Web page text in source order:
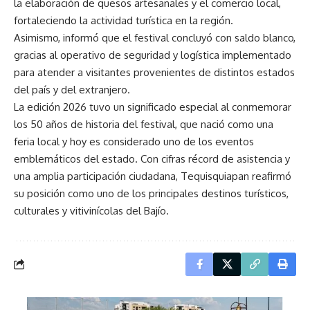
la elaboración de quesos artesanales y el comercio local,
fortaleciendo la actividad turística en la región.
Asimismo, informó que el festival concluyó con saldo blanco,
gracias al operativo de seguridad y logística implementado
para atender a visitantes provenientes de distintos estados
del país y del extranjero.
La edición 2026 tuvo un significado especial al conmemorar
los 50 años de historia del festival, que nació como una
feria local y hoy es considerado uno de los eventos
emblemáticos del estado. Con cifras récord de asistencia y
una amplia participación ciudadana, Tequisquiapan reafirmó
su posición como uno de los principales destinos turísticos,
culturales y vitivinícolas del Bajío.